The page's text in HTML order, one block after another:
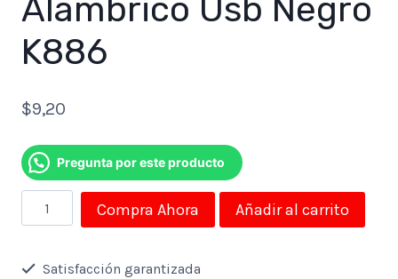
Alambrico Usb Negro
K886
$9,20
Pregunta por este producto
Teclado
Rippa
Alambrico
Compra Ahora Añadir al carrito
Satisfacción garantizada